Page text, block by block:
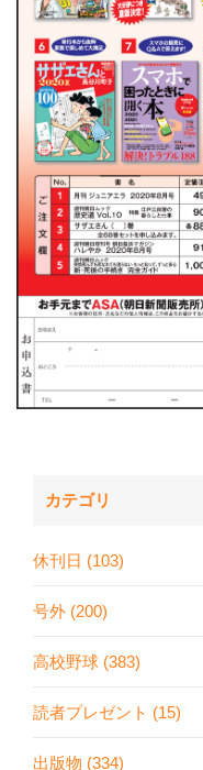
カテゴリ
休刊日 (103)
号外 (200)
高校野球 (383)
読者プレゼント (15)
出版物 (334)